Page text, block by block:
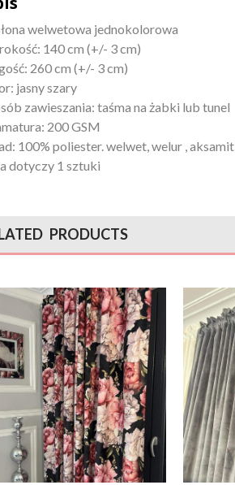
welwetowa jednokolorowa
140 cm (+/- 3 cm)
260 cm (+/- 3 cm)
jasny szary
zawieszania: taśma na żabki lub tunel
200 GSM
100% poliester. welwet, welur , aksamit
dotyczy 1 sztuki
PRODUCTS